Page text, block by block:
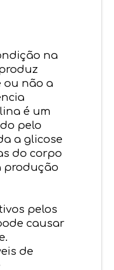
na
ou não a
é um
pelo
a glicose
do corpo
produção
pelos
causar
de